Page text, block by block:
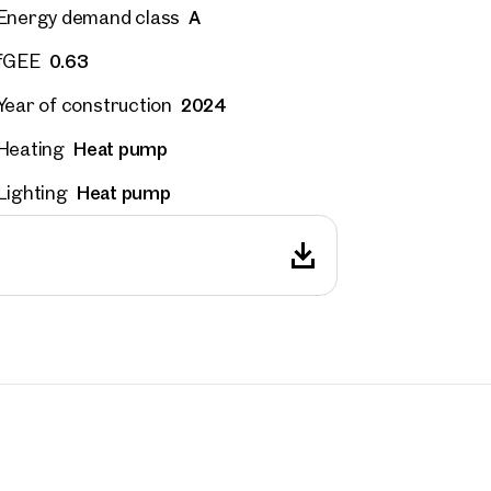
demand class A
0.63
of construction 2024
Heat pump
Heat pump
Service
like to receive regular updates on new publications, offers, invitations, and
news. By clicking the checkbox, I consent to OTTO Immobilien GmbH using
(optional)